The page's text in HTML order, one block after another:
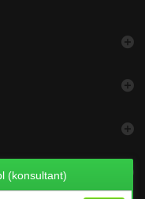
(konsultant)